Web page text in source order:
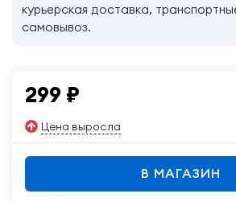
курьерская доставка,
самовывоз.
299 ₽
Цена выросла
В МАГАЗИН